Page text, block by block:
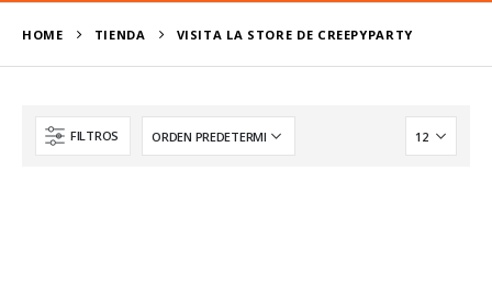
HOME TIENDA VISITA LA STORE DE CREEPYPARTY
FILTROS